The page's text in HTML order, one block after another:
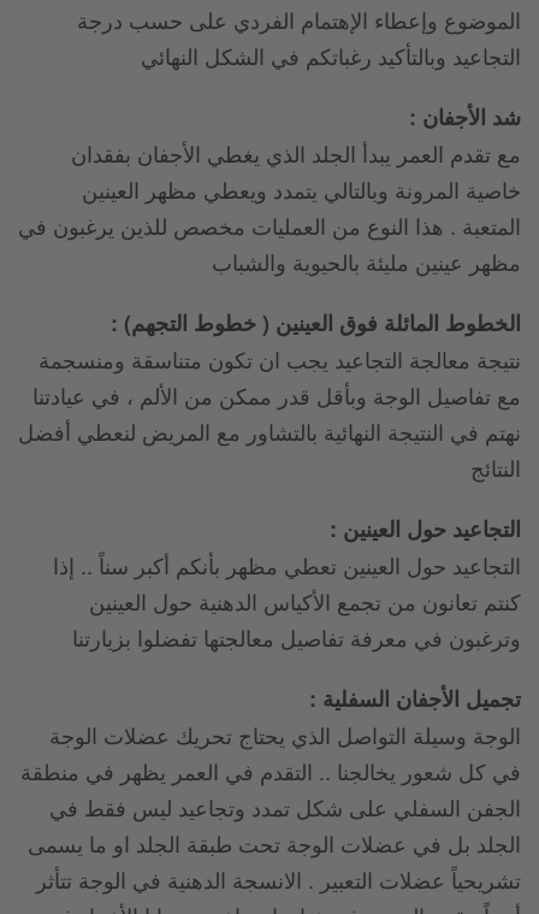
الموضوع وإعطاء الإهتمام الفردي على حسب درجة
التجاعيد وبالتأكيد رغباتكم في الشكل النهائي
شد الأجفان :
مع تقدم العمر يبدأ الجلد الذي يغطي الأجفان بفقدان
خاصية المرونة وبالتالي يتمدد ويعطي مظهر العينين
المتعبة . هذا النوع من العمليات مخصص للذين يرغبون في
مظهر عينين مليئة بالحيوية والشباب
الخطوط المائلة فوق العينين ( خطوط التجهم) :
نتيجة معالجة التجاعيد يجب ان تكون متناسقة ومنسجمة
مع تفاصيل الوجة وبأقل قدر ممكن من الألم ، في عيادتنا
نهتم في النتيجة النهائية بالتشاور مع المريض لنعطي أفضل
النتائج
التجاعيد حول العينين :
التجاعيد حول العينين تعطي مظهر بأنكم أكبر سناً .. إذا
كنتم تعانون من تجمع الأكياس الدهنية حول العينين
وترغبون في معرفة تفاصيل معالجتها تفضلوا بزيارتنا
تجميل الأجفان السفلية :
الوجة وسيلة التواصل الذي يحتاج تحريك عضلات الوجة
في كل شعور يخالجنا .. التقدم في العمر يظهر في منطقة
الجفن السفلي على شكل تمدد وتجاعيد ليس فقط في
الجلد بل في عضلات الوجة تحت طبقة الجلد او ما يسمى
تشريحياً عضلات التعبير . الانسجة الدهنية في الوجة تتأثر